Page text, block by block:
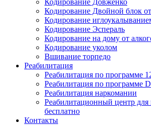
Кодирование Довженко
Кодирование Двойной блок
Кодирование
Кодирование Эспераль
Кодирование на дому от
Кодирование уколом
Вшивание торпедо
Реабилитация
Реабилитация по программе
Реабилитация по программе
Реабилитация наркомании
Реабилитационный центр для
бесплатно
Контакты